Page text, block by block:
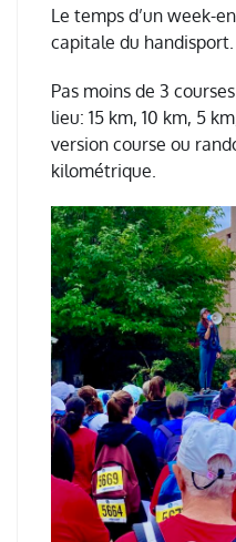
Le temps d’un week-
capitale du handisport.
Pas moins de 3
lieu: 15 km, 10 km, 5
version course ou
kilométrique.